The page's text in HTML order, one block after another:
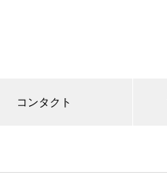
コンタクト